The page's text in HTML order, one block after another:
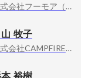
株式会社フーモア（Whomor）, 代表取締役社長
牧子
株式会社CAMPFIRE, HRBP、人事企画、採用、人材開発、事業開発（マネジメント経験あり）